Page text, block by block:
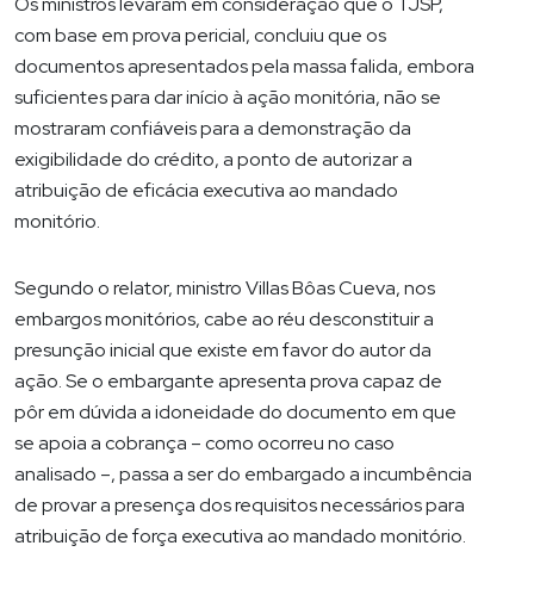
com base em prova pericial, concluiu que os
documentos apresentados pela massa falida, embora
suficientes para dar início à ação monitória, não se
mostraram confiáveis para a demonstração da
exigibilidade do crédito, a ponto de autorizar a
atribuição de eficácia executiva ao mandado
monitório.
Segundo o relator, ministro Villas Bôas Cueva, nos
embargos monitórios, cabe ao réu desconstituir a
presunção inicial que existe em favor do autor da
ação. Se o embargante apresenta prova capaz de
pôr em dúvida a idoneidade do documento em que
se apoia a cobrança – como ocorreu no caso
analisado –, passa a ser do embargado a incumbência
de provar a presença dos requisitos necessários para
atribuição de força executiva ao mandado monitório.